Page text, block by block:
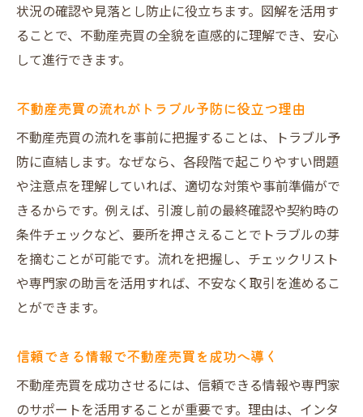
決済日当日に必要な持ち物とチェック方法
不動産売買の決済手続きを円滑に進めるコ
ツ
不動産売買で使われる『あんこ』とは何か
『あんこ』の意味を理解して売買に活かす
方法
不動産売買で役立つ用語『あんこ』の活用
例
『あんこ』が売買の進行に与える影響とは
取引現場で頻出する不動産用語の理解法
不動産売買の専門用語を安心して使いこな
安心取引のために今知っておきたい売買Q&A
不動産売買でよくある疑問を解決します
状況の確認や見落とし防止に役立ちます。図解を活用す
ることで、不動産売買の全貌を直感的に理解でき、安心
して進行できます。
不動産売買の流れがトラブル予防に役立つ理由
不動産売買の流れを事前に把握することは、トラブル予
防に直結します。なぜなら、各段階で起こりやすい問題
や注意点を理解していれば、適切な対策や事前準備がで
きるからです。例えば、引渡し前の最終確認や契約時の
条件チェックなど、要所を押さえることでトラブルの芽
を摘むことが可能です。流れを把握し、チェックリスト
や専門家の助言を活用すれば、不安なく取引を進めるこ
とができます。
信頼できる情報で不動産売買を成功へ導く
不動産売買を成功させるには、信頼できる情報や専門家
のサポートを活用することが重要です。理由は、インタ